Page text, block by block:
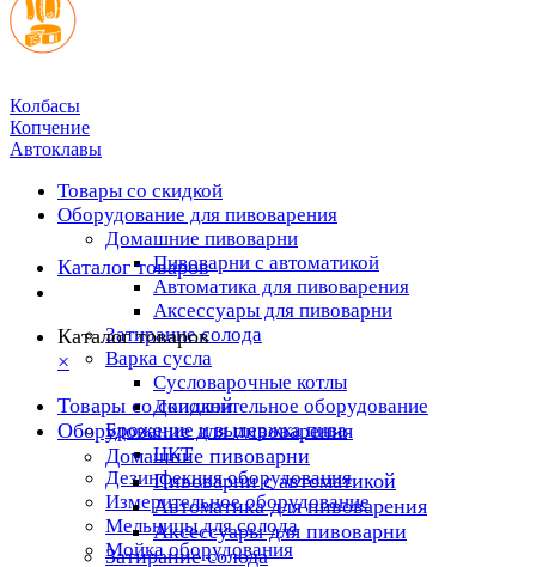
Колбасы
Копчение
Автоклавы
Товары со скидкой
Оборудование для пивоварения
Домашние пивоварни
Пивоварни с автоматикой
Автоматика для пивоварения
Аксессуары для пивоварни
Затирание солода
Варка сусла
Cусловарочные котлы
Дополнительное оборудование
Брожение и выдержка пива
ЦКТ
Дезинфекция оборудования
Измерительное оборудование
Мельницы для солода
Мойка оборудования
Каталог товаров
Каталог товаров
×
Товары со скидкой
Оборудование для пивоварения
Домашние пивоварни
Пивоварни с автоматикой
Автоматика для пивоварения
Аксессуары для пивоварни
Затирание солода